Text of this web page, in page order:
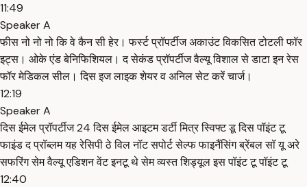
11:49
Speaker A
फीस नो नो नो कि वे कैन सी हेर। फर्स्ट प्रॉपर्टीज अकाउंट विकसित टोटली फॉर
इट्स। ओके एंड बेनिफिशियल। द सेकंड प्रॉपर्टीज वैल्यू विशाल से डाटा इन रेस
फॉर मेडिकल सील। दिस इज लाइक शेयर व अनिल सेट करें चार्ज।
12:19
Speaker A
दिस ईमेल प्रॉपर्टीज 24 दिस ईमेल आइटम डर्टी मित्र स्विफ्ट डू दिस पॉइंट टू
फाइंड द प्रॉब्लम यह रेसिपी ठे विल नॉट सपोर्ट सेल्फ फाइनैंसिंग ब्रेंबल सॉ यू अरे
सफरिंग सेम वैल्यू एडिशन वेंट इनटू थे सेम व्यस्त शिड्यूल इस पॉइंट टू पॉइंट टू
12:40